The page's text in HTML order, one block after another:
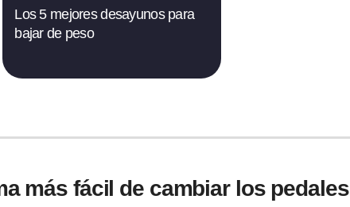
Los 5 mejores desayunos para
bajar de peso
más fácil de cambiar los pedales